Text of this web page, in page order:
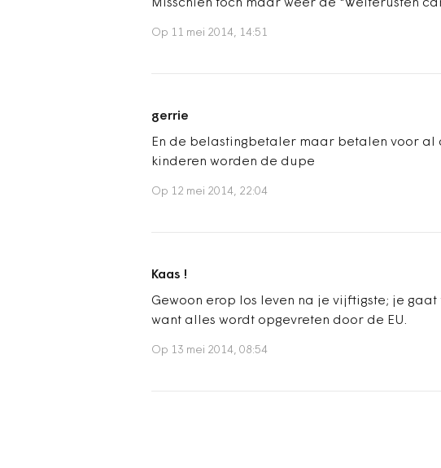
Misschien toch maar weer de "Welterusten
Op 11 mei 2014, 14:51
gerrie
En de belastingbetaler maar betalen voor al
kinderen worden de dupe
Op 12 mei 2014, 22:04
Kaas !
Gewoon erop los leven na je vijftigste; je
want alles wordt opgevreten door de EU.
Op 13 mei 2014, 08:54